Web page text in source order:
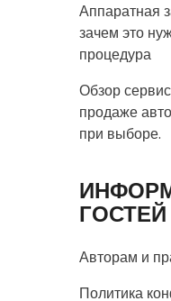
Аппаратная
зачем это
процедура
Обзор
продаже
при выборе.
ГОСТЕЙ
Авторам и
Политика